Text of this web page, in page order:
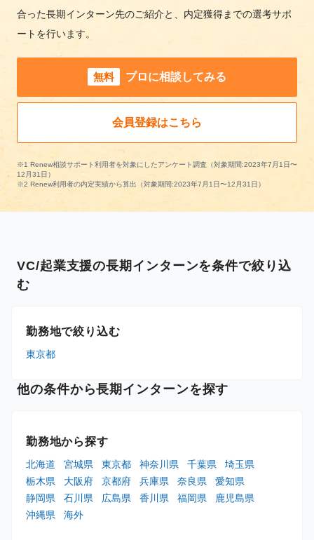
合った長期インターン先のご紹介と、内定獲得までの選考サポ
ートを行います。
無料 プロに相談してみる
会員登録はこちら
※1 Renew相談サポート利用者を対象にしたアンケート調査（対象期間:2023年7月1日〜
12月31日）
※2 Renew利用者の内定実績から算出（対象期間:2023年7月1日〜12月31日）
VC/起業支援の長期インターンを条件で絞り込
む
勤務地で絞り込む
東京都
他の条件から長期インターンを探す
勤務地から探す
北海道 宮城県 東京都 神奈川県 千葉県
埼玉県
栃木県
大阪府 京都府 兵庫県 奈良県
愛知県
静岡県
石川県 広島県 香川県 福岡県
鹿児島県
沖縄県
海外